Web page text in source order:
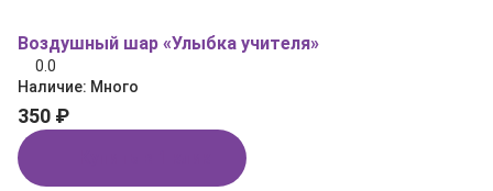
Воздушный шар «Улыбка учителя»
0.0
Наличие: Много
350 ₽